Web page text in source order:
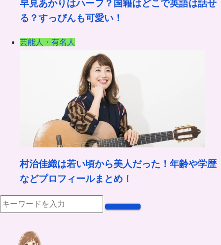
早見あかりはハーフ？国籍はどこで英語は話せ
る？すっぴんも可愛い！
芸能人・有名人
村治佳織は若い頃から美人だった！年齢や学歴
などプロフィールまとめ！